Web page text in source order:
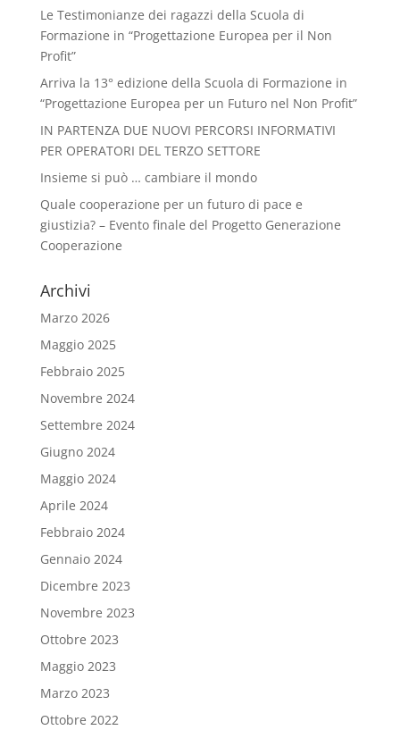
Le Testimonianze dei ragazzi della Scuola di
Formazione in “Progettazione Europea per il Non
Profit”
Arriva la 13° edizione della Scuola di Formazione in
“Progettazione Europea per un Futuro nel Non Profit”
IN PARTENZA DUE NUOVI PERCORSI INFORMATIVI
PER OPERATORI DEL TERZO SETTORE
Insieme si può … cambiare il mondo
Quale cooperazione per un futuro di pace e
giustizia? – Evento finale del Progetto Generazione
Cooperazione
Archivi
Marzo 2026
Maggio 2025
Febbraio 2025
Novembre 2024
Settembre 2024
Giugno 2024
Maggio 2024
Aprile 2024
Febbraio 2024
Gennaio 2024
Dicembre 2023
Novembre 2023
Ottobre 2023
Maggio 2023
Marzo 2023
Ottobre 2022